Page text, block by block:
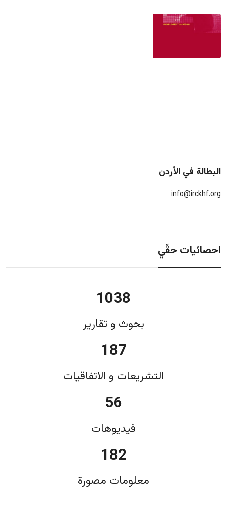
البطالة في الأردن
info@irckhf.org
احصائيات حقّي
1038
بحوث و تقارير
187
التشريعات و الاتفاقيات
56
فيديوهات
182
معلومات مصورة